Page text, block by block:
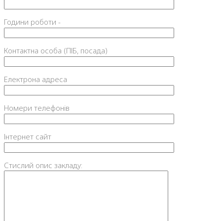
Години роботи -
Контактна особа (ПІБ, посада)
Електрона адреса
Номери телефонів
Інтернет сайт
Стислий опис закладу: